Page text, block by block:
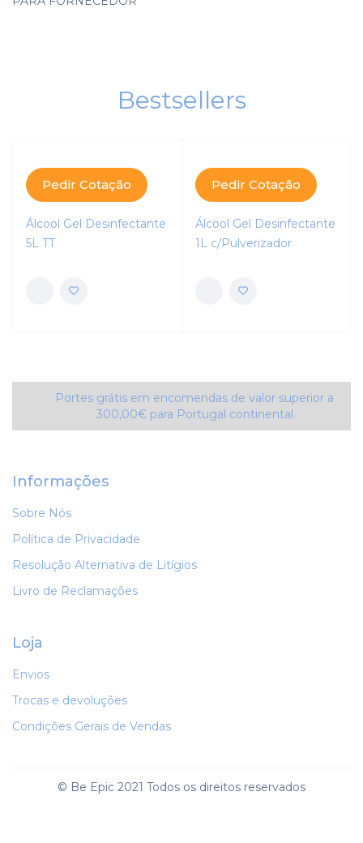
Bestsellers
Pedir Cotação
Álcool Gel Desinfectante
5L TT
Pedir Cotação
Álcool Gel Desinfectante
1L c/Pulverizador
Portes grátis em encomendas de valor superior a
300,00€ para Portugal continental
Informações
Sobre Nós
Política de Privacidade
Resolução Alternativa de Litígios
Livro de Reclamações
Loja
Envios
Trocas e devoluções
Condições Gerais de Vendas
© Be Epic 2021 Todos os direitos reservados